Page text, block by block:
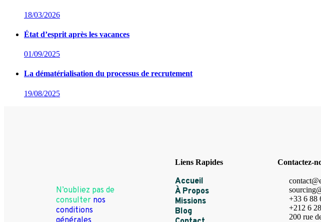
18/03/2026
État d’esprit après les vacances
01/09/2025
La dématérialisation du processus de recrutement
19/08/2025
N’oubliez pas de
consulter nos
conditions
Liens Rapides
Accueil
À Propos
Missions
Blog
Contactez-
+33 6 88
+212 6
200 rue